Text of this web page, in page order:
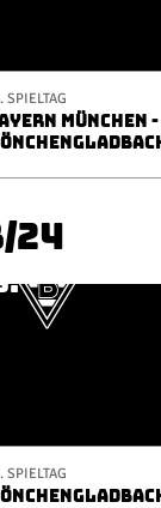
SPIELTAG
MÜNCHEN -
24
SPIELTAG